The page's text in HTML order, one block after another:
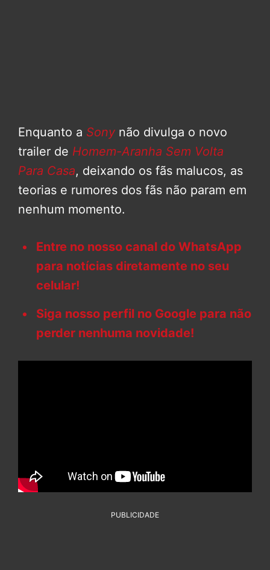
Enquanto a Sony não divulga o novo
trailer de Homem-Aranha Sem Volta
Para Casa, deixando os fãs malucos, as
teorias e rumores dos fãs não param em
nenhum momento.
Entre no nosso canal do WhatsApp
para notícias diretamente no seu
celular!
Siga nosso perfil no Google para não
perder nenhuma novidade!
PUBLICIDADE